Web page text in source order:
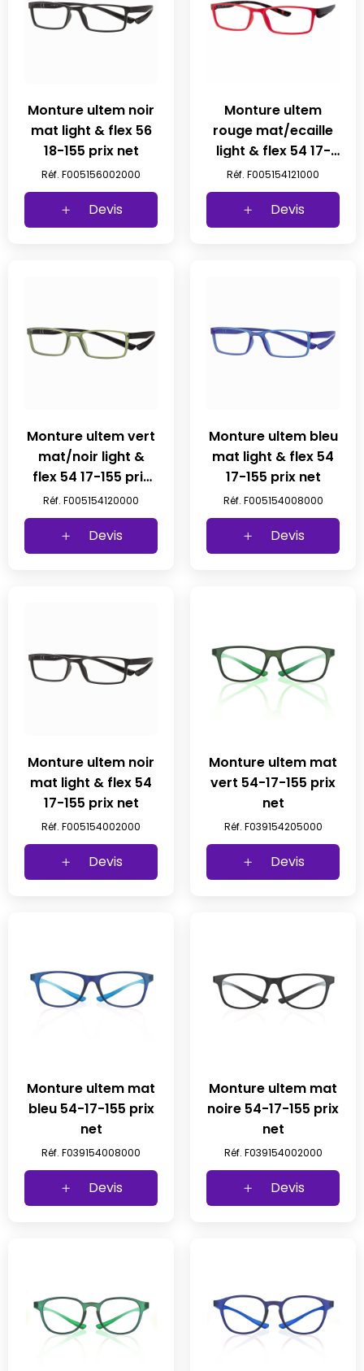
Monture ultem noir
mat light & flex 56
18-155 prix net
Réf. F005156002000
Devis
Monture ultem
rouge mat/ecaille
light & flex 54 17-
155 prix net
Réf. F005154121000
Devis
Monture ultem vert
mat/noir light &
flex 54 17-155 prix
net
Réf. F005154120000
Devis
Monture ultem bleu
mat light & flex 54
17-155 prix net
Réf. F005154008000
Devis
Monture ultem noir
mat light & flex 54
17-155 prix net
Réf. F005154002000
Devis
Monture ultem mat
vert 54-17-155 prix
net
Réf. F039154205000
Devis
Monture ultem mat
bleu 54-17-155 prix
net
Réf. F039154008000
Devis
Monture ultem mat
noire 54-17-155 prix
net
Réf. F039154002000
Devis